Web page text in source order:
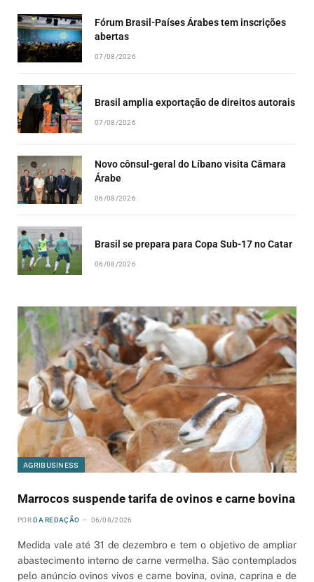
Fórum Brasil-Países Árabes tem inscrições
abertas
07/08/2026
Brasil amplia exportação de direitos autorais
07/08/2026
Novo cônsul-geral do Líbano visita Câmara
Árabe
06/08/2026
Brasil se prepara para Copa Sub-17 no Catar
06/08/2026
AGRIBUSINESS
Marrocos suspende tarifa de ovinos e carne bovina
POR DA REDAÇÃO 06/08/2026
Medida vale até 31 de dezembro e tem o objetivo de ampliar
abastecimento interno de carne vermelha. São contemplados
pelo anúncio ovinos vivos e carne bovina, ovina, caprina e de